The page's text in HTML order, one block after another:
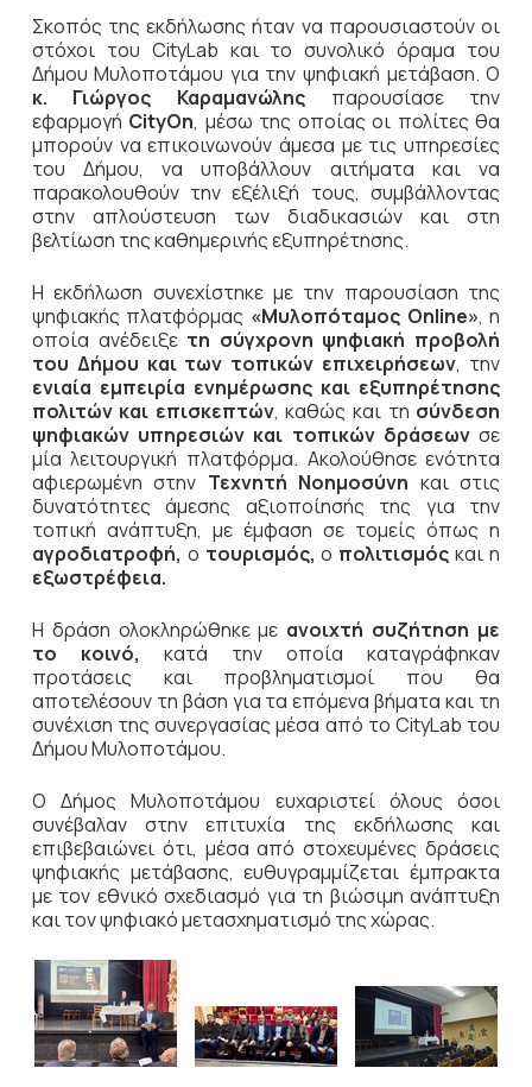
Σκοπός της εκδήλωσης ήταν να παρουσιαστούν οι
στόχοι του CityLab και το συνολικό όραμα του
Δήμου Μυλοποτάμου για την ψηφιακή μετάβαση. Ο
κ. Γιώργος Καραμανώλης παρουσίασε την
εφαρμογή CityOn, μέσω της οποίας οι πολίτες θα
μπορούν να επικοινωνούν άμεσα με τις υπηρεσίες
του Δήμου, να υποβάλλουν αιτήματα και να
παρακολουθούν την εξέλιξή τους, συμβάλλοντας
στην απλούστευση των διαδικασιών και στη
βελτίωση της καθημερινής εξυπηρέτησης.
Η εκδήλωση συνεχίστηκε με την παρουσίαση της
ψηφιακής πλατφόρμας «Μυλοπόταμος Online», η
οποία ανέδειξε τη σύγχρονη ψηφιακή προβολή
του Δήμου και των τοπικών επιχειρήσεων, την
ενιαία εμπειρία ενημέρωσης και εξυπηρέτησης
πολιτών και επισκεπτών, καθώς και τη σύνδεση
ψηφιακών υπηρεσιών και τοπικών δράσεωνσε
μία λειτουργική πλατφόρμα. Ακολούθησε ενότητα
αφιερωμένη στην Τεχνητή Νοημοσύνη και στις
δυνατότητες άμεσης αξιοποίησής της για την
τοπική ανάπτυξη, με έμφαση σε τομείς όπως η
αγροδιατροφή, ο τουρισμός, ο πολιτισμός και η
εξωστρέφεια.
Η δράση ολοκληρώθηκε με ανοιχτή συζήτηση με
το κοινό, κατά την οποία καταγράφηκαν
προτάσεις και προβληματισμοί που θα
αποτελέσουν τη βάση για τα επόμενα βήματα και τη
συνέχιση της συνεργασίας μέσα από το CityLab του
Δήμου Μυλοποτάμου.
Ο Δήμος Μυλοποτάμου ευχαριστεί όλους όσοι
συνέβαλαν στην επιτυχία της εκδήλωσης και
επιβεβαιώνει ότι, μέσα από στοχευμένες δράσεις
ψηφιακής μετάβασης, ευθυγραμμίζεται έμπρακτα
με τον εθνικό σχεδιασμό για τη βιώσιμη ανάπτυξη
και τον ψηφιακό μετασχηματισμό της χώρας.